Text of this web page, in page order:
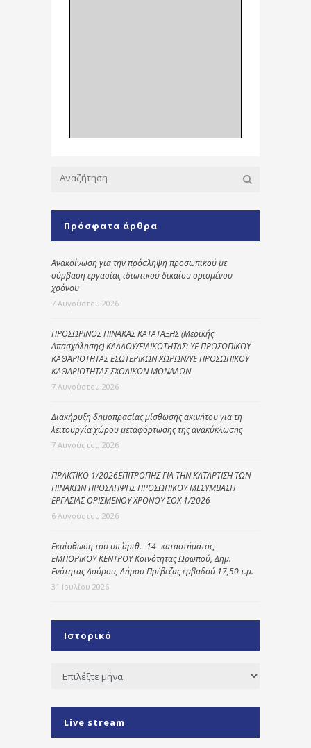
Πρόσφατα άρθρα
Ανακοίνωση για την πρόσληψη προσωπικού με
σύμβαση εργασίας ιδιωτικού δικαίου ορισμένου
χρόνου
7 Αυγούστου 2026
ΠΡΟΣΩΡΙΝΟΣ ΠΙΝΑΚΑΣ ΚΑΤΑΤΑΞΗΣ (Μερικής
Απασχόλησης) ΚΛΑΔΟΥ/ΕΙΔΙΚΟΤΗΤΑΣ: ΥΕ ΠΡΟΣΩΠΙΚΟΥ
ΚΑΘΑΡΙΟΤΗΤΑΣ ΕΣΩΤΕΡΙΚΩΝ ΧΩΡΩΝ/ΥΕ ΠΡΟΣΩΠΙΚΟΥ
ΚΑΘΑΡΙΟΤΗΤΑΣ ΣΧΟΛΙΚΩΝ ΜΟΝΑΔΩΝ
7 Αυγούστου 2026
Διακήρυξη δημοπρασίας μίσθωσης ακινήτου για τη
λειτουργία χώρου μεταφόρτωσης της ανακύκλωσης
7 Αυγούστου 2026
ΠΡΑΚΤΙΚΟ 1/2026ΕΠΙΤΡΟΠΗΣ ΓΙΑ ΤΗΝ ΚΑΤΑΡΤΙΣΗ ΤΩΝ
ΠΙΝΑΚΩΝ ΠΡΟΣΛΗΨΗΣ ΠΡΟΣΩΠΙΚΟΥ ΜΕΣΥΜΒΑΣΗ
ΕΡΓΑΣΙΑΣ ΟΡΙΣΜΕΝΟΥ ΧΡΟΝΟΥ ΣΟΧ 1/2026
6 Αυγούστου 2026
Εκμίσθωση του υπ΄ αριθ. -14- καταστήματος,
ΕΜΠΟΡΙΚΟΥ ΚΕΝΤΡΟΥ Κοινότητας Ωρωπού, Δημ.
Ενότητας Λούρου, Δήμου Πρέβεζας εμβαδού 17,50 τ.μ.
31 Ιουλίου 2026
Ιστορικό
Ιστορικό
Live stream